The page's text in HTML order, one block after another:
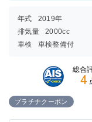
年式 2019年
排気量
2000cc
車検
車検整備付
総合
4
プラチナクーポン